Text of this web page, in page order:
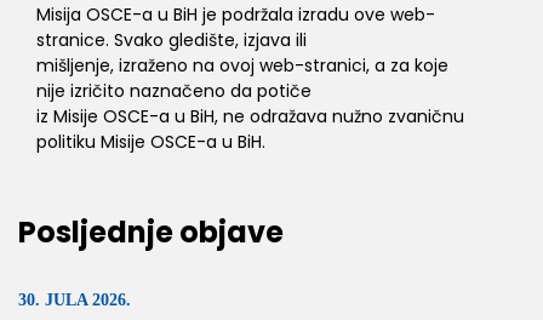
Misija OSCE-a u BiH je podržala izradu ove web-
stranice. Svako gledište, izjava ili
mišljenje, izraženo na ovoj web-stranici, a za koje
nije izričito naznačeno da potiče
iz Misije OSCE-a u BiH, ne odražava nužno zvaničnu
politiku Misije OSCE-a u BiH.
Posljednje objave
30. JULA 2026.